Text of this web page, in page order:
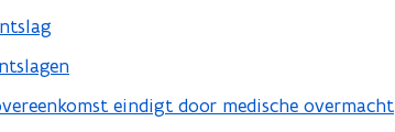
eindigt door medische overmacht